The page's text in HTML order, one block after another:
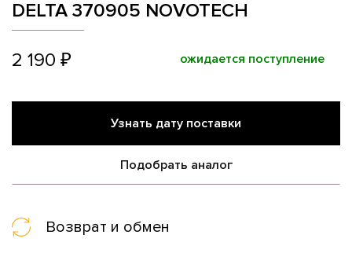
DELTA 370905 NOVOTECH
2 190 ₽ ожидается поступление
Узнать дату поставки
Подобрать аналог
Возврат и обмен